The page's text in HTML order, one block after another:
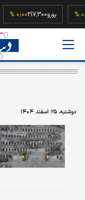
۰٫۰۰ % یورو217,300 ۰٫۰۰ %
دوشنبه، ۲۵ اسفند ۱۴۰۴